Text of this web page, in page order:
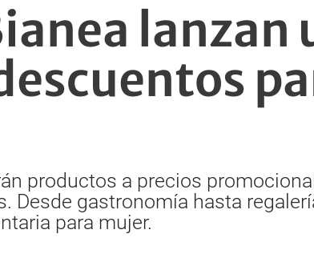
lanzan
productos a precios
Desde gastronomía hasta
para mujer.